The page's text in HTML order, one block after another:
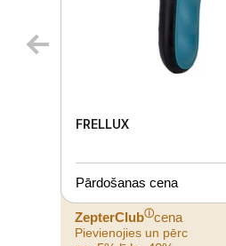
FRELLUX
Pārdošanas cena
ZepterClubⓘcena
Pievienojies un pērc